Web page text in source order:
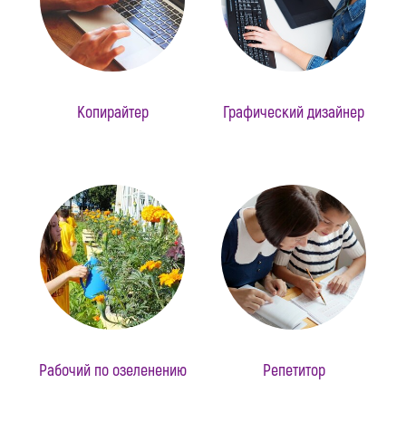
Копирайтер Графический дизайнер
Рабочий по озеленению Репетитор